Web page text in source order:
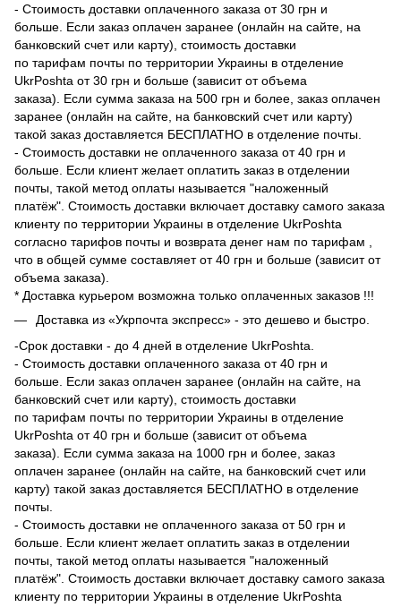
- Стоимость доставки оплаченного заказа от 30 грн и
больше. Если заказ оплачен заранее (онлайн на сайте, на
банковский счет или карту), стоимость доставки
по тарифам почты по территории Украины в отделение
UkrPoshta от 30 грн и больше (зависит от объема
заказа). Если сумма заказа на 500 грн и более, заказ оплачен
заранее (онлайн на сайте, на банковский счет или карту)
такой заказ доставляется БЕСПЛАТНО в отделение почты.
- Стоимость доставки не оплаченного заказа от 40 грн и
больше. Если клиент желает оплатить заказ в отделении
почты, такой метод оплаты называется "наложенный
платёж". Стоимость доставки включает доставку самого заказа
клиенту по территории Украины в отделение UkrPoshta
согласно тарифов почты и возврата денег нам по тарифам
что в общей сумме составляет от 40 грн и больше (зависит от
объема заказа).
* Доставка курьером возможна только оплаченных заказов !!!
Доставка из «Укрпочта экспресс» - это дешево и быстро.
-Срок доставки - до 4 дней в отделение UkrPoshta.
- Стоимость доставки оплаченного заказа от 40 грн и
больше. Если заказ оплачен заранее (онлайн на сайте, на
банковский счет или карту), стоимость доставки
по тарифам почты по территории Украины в отделение
UkrPoshta от 40 грн и больше (зависит от объема
заказа). Если сумма заказа на 1000 грн и более, заказ
оплачен заранее (онлайн на сайте, на банковский счет или
карту) такой заказ доставляется БЕСПЛАТНО в отделение
почты.
- Стоимость доставки не оплаченного заказа от 50 грн и
больше. Если клиент желает оплатить заказ в отделении
почты, такой метод оплаты называется "наложенный
платёж". Стоимость доставки включает доставку самого заказа
клиенту по территории Украины в отделение UkrPoshta